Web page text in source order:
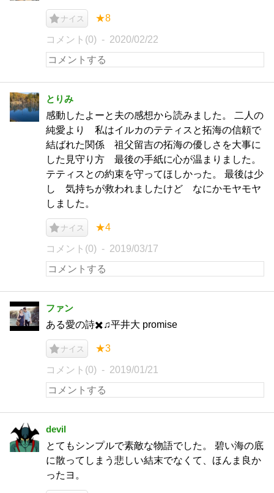
ナイス ★8
コメント(0) 2020/02/22
とりみ
感動したよーと夫の感想から読みました。 二人の
純愛より 私はイルカのテティスと拓海の信頼で
結ばれた関係 祖父留吉の拓海の優しさを大事に
した見守り方 最後の手紙に心が温まりました。
テティスとの約束を守ってほしかった。 最後は少
し 気持ちが救われましたけど なにかモヤモヤ
しました。
ナイス ★4
コメント(0) 2019/03/17
ファン
ある愛の詩✖️♫平井大 promise
ナイス ★3
コメント(0) 2019/01/21
devil
とてもシンプルで素敵な物語でした。 碧い海の底
に散ってしまう悲しい結末でなくて、ほんま良か
ったヨ。